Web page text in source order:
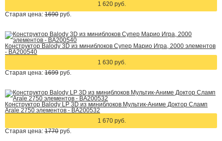
1 620 руб.
Старая цена: 1690 руб.
Конструктор Balody 3D из миниблоков Супер Марио Игра, 2000 элементов
- BA200540
1 630 руб.
Старая цена: 1699 руб.
Конструктор Balody LP 3D из миниблоков Мультик-Аниме Доктор Сламп
Arale 2750 элементов - BA200532
1 670 руб.
Старая цена: 1770 руб.